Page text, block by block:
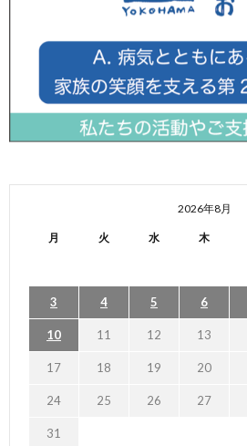
2026年8月
月 火 水 木
3 4 5 6
10 11 12 13
17 18 19 20
24 25 26 27
31